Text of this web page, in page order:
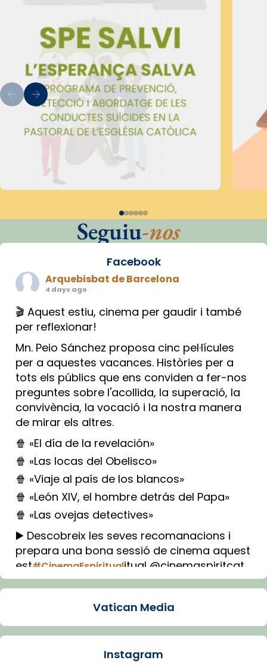
Seguiu-nos
Facebook
Arquebisbat de Barcelona
4 days ago
🎬 Aquest estiu, cinema per gaudir i també
per reflexionar!
Mn. Peio Sánchez proposa cinc pel·lícules
per a aquestes vacances. Històries per a
tots els públics que ens conviden a fer-nos
preguntes sobre l'acollida, la superació, la
convivència, la vocació i la nostra manera
de mirar els altres.
🍿 «El día de la revelación»
🍿 «Las locas del Obelisco»
🍿 «Viaje al país de los blancos»
🍿 «León XIV, el hombre detrás del Papa»
🍿 «Las ovejas detectives»
▶️ Descobreix les seves recomanacions i
prepara una bona sessió de cinema aquest
est#CinemaEspiritualitual @cinemaspiritcat
Imatge: Generada amb IA (OpenAI)
Arquebisbat de Barcelona
Vatican Media
Instagram